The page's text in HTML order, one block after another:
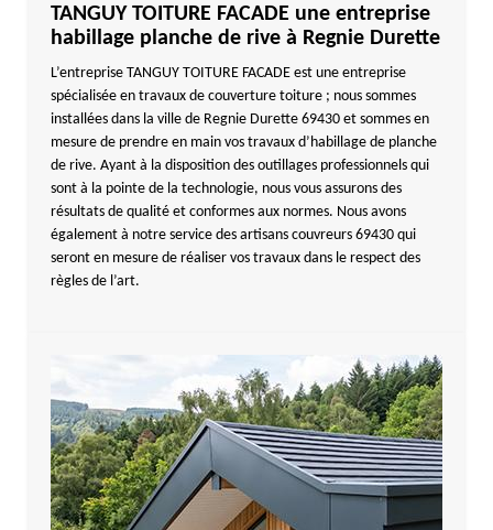
TANGUY TOITURE FACADE une entreprise
habillage planche de rive à Regnie Durette
L’entreprise TANGUY TOITURE FACADE est une entreprise
spécialisée en travaux de couverture toiture ; nous sommes
installées dans la ville de Regnie Durette 69430 et sommes en
mesure de prendre en main vos travaux d’habillage de planche
de rive. Ayant à la disposition des outillages professionnels qui
sont à la pointe de la technologie, nous vous assurons des
résultats de qualité et conformes aux normes. Nous avons
également à notre service des artisans couvreurs 69430 qui
seront en mesure de réaliser vos travaux dans le respect des
règles de l’art.